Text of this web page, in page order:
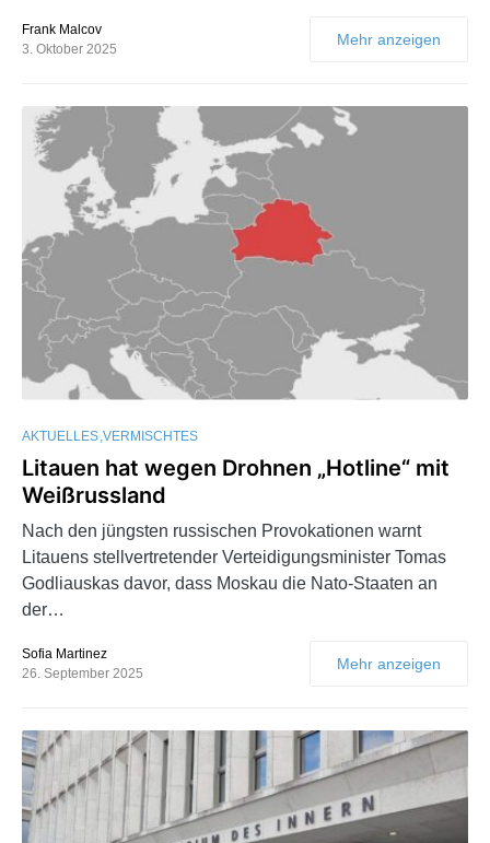
Frank Malcov
3. Oktober 2025
Mehr anzeigen
AKTUELLES VERMISCHTES
Litauen hat wegen Drohnen „Hotline“ mit
Weißrussland
Nach den jüngsten russischen Provokationen warnt
Litauens stellvertretender Verteidigungsminister Tomas
Godliauskas davor, dass Moskau die Nato-Staaten an
der…
Sofia Martinez
26. September 2025
Mehr anzeigen